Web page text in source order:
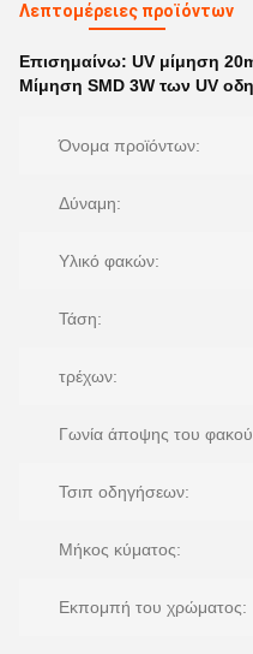
Λεπτομέρειες προϊόντων
Επισημαίνω: UV μίμηση
Μίμηση SMD 3W των UV
Όνομα προϊόντων:
Δύναμη:
Υλικό φακών:
Τάση:
τρέχων:
Γωνία άποψης του
Τσιπ οδηγήσεων:
Μήκος κύματος:
Εκπομπή του χρώματος: